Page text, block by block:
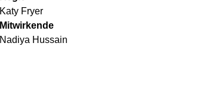
Katy Fryer
Mitwirkende
Nadiya Hussain